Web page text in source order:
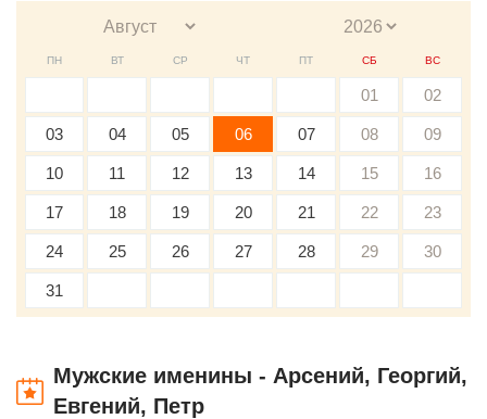
ПН ВТ СР ЧТ ПТ СБ ВС
01 02
03 04 05 06 07 08 09
10 11 12 13 14 15 16
17 18 19 20 21 22 23
24 25 26 27 28 29 30
31
Мужские именины - Арсений, Георгий,
Евгений, Петр